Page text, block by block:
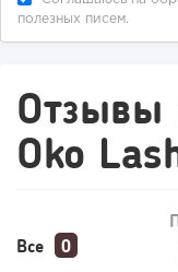
полезных писем.
Отзывы
Oko
Все